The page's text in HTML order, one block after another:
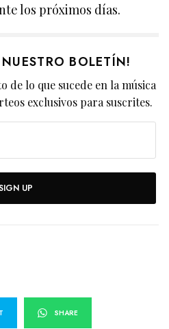
los próximos días.
NUESTRO BOLETÍN!
de lo que sucede en la música
exclusivos para suscrites.
UP
SHARE